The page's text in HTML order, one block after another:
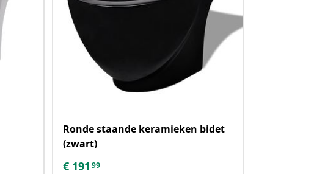
Ronde staande keramieken bidet
(zwart)
€ 191 99